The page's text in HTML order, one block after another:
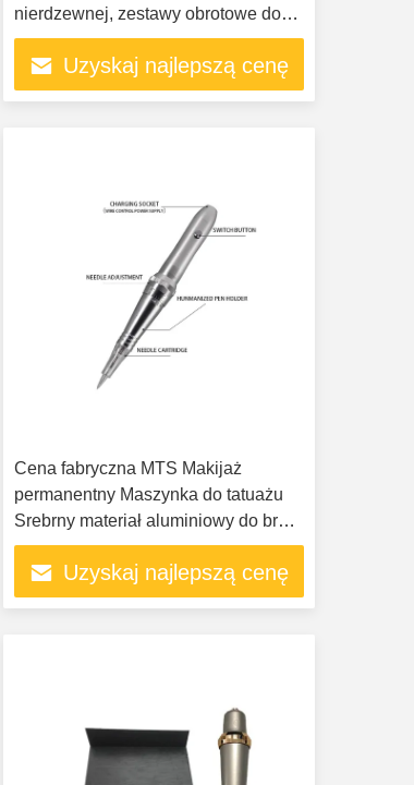
nierdzewnej, zestawy obrotowe do
tatuażu z ekranem dotykowym
Uzyskaj najlepszą cenę
Cena fabryczna MTS Makijaż
permanentny Maszynka do tatuażu
Srebrny materiał aluminiowy do brwi,
twarzy, ust Beauty
Uzyskaj najlepszą cenę